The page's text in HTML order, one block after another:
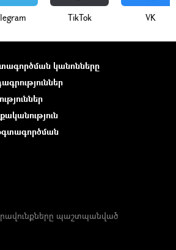
ТikТоk VK
կանոնները
պաշտպանված